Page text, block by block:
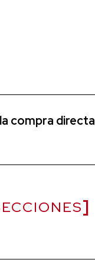
compra directa